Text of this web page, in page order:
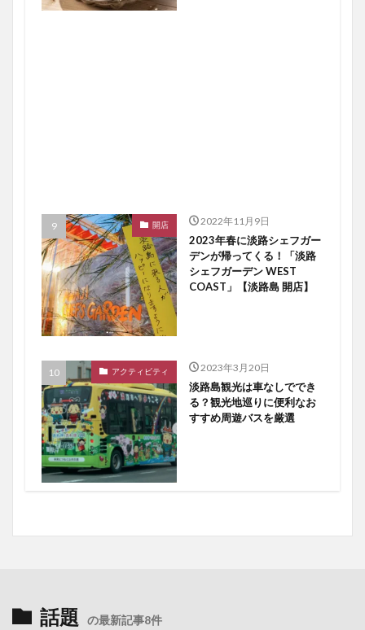
開店 2022年11月9日
2023年春に淡路シェフガー
デンが帰ってくる！「淡路
シェフガーデン WEST
COAST」【淡路島 開店】
アクティビティ 2023年3月20日
淡路島観光は車なしででき
る？観光地巡りに便利なお
すすめ周遊バスを厳選
話題 の最新記事8件